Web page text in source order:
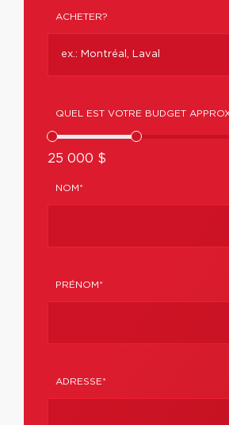
ACHETER?
QUEL EST VOTRE BUDGET
25 000 $
NOM*
PRÉNOM*
ADRESSE*